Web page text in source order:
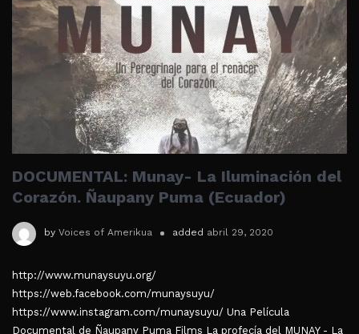
DOCUMENTAL: Munay- La Iluminación del
Corazón. Ñaupany Puma (Ecuador)
by Voices of Amerikua added abril 29, 2020
http://www.munaysuyu.org/
https://web.facebook.com/munaysuyu/
https://www.instagram.com/munaysuyu/ Una Película
Documental de Ñaupany Puma Films La profecía del MUNAY - La